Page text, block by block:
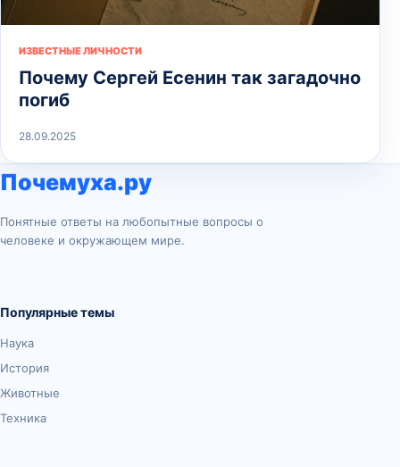
ИЗВЕСТНЫЕ ЛИЧНОСТИ
Почему Сергей Есенин так загадочно
погиб
28.09.2025
Почемуха.ру
Понятные ответы на любопытные вопросы о
человеке и окружающем мире.
Популярные темы
Наука
История
Животные
Техника